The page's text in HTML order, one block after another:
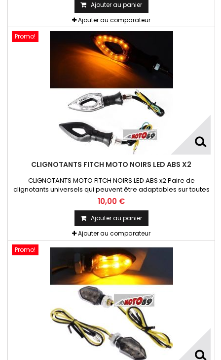
Ajouter au panier
Ajouter au comparateur
Promo!
CLIGNOTANTS FITCH MOTO NOIRS LED ABS X2
CLIGNOTANTS MOTO FITCH NOIRS LED ABS x2 Paire de
clignotants universels qui peuvent être adaptables sur toutes
motos ou scooters
10,00 €
Ajouter au panier
Ajouter au comparateur
Promo!